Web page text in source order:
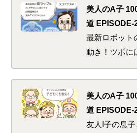
ううち、これ
か！と思った
悩ます問題
美人のA子
道 EPISODE-
最新ロボット
動き！ツボに
太郎。便利で
いくて、ロボ
っとお金をつ
い「あ、神に
と思った刹那…
美人のA子
道 EPISODE-
友人I子の息